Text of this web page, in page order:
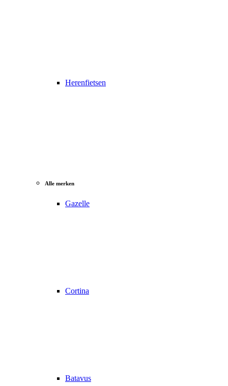
Herenfietsen
Alle merken
Gazelle
Cortina
Batavus